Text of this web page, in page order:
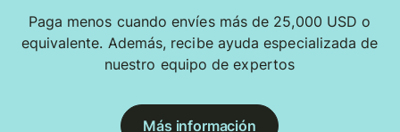
Paga menos cuando envíes más de 25,000 USD o
equivalente. Además, recibe ayuda especializada de
nuestro equipo de expertos
Más información